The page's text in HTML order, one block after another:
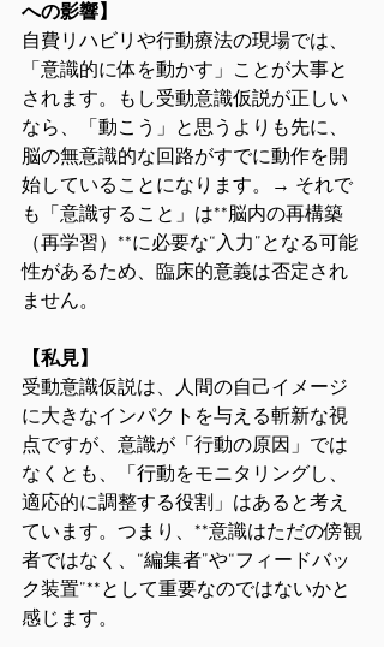
への影響】
自費リハビリや行動療法の現場では、
「意識的に体を動かす」ことが大事と
されます。もし受動意識仮説が正しい
なら、「動こう」と思うよりも先に、
脳の無意識的な回路がすでに動作を開
始していることになります。→ それで
も「意識すること」は**脳内の再構築
（再学習）**に必要な“入力”となる可能
性があるため、臨床的意義は否定され
ません。
【私見】
受動意識仮説は、人間の自己イメージ
に大きなインパクトを与える斬新な視
点ですが、意識が「行動の原因」では
なくとも、「行動をモニタリングし、
適応的に調整する役割」はあると考え
ています。つまり、**意識はただの傍観
者ではなく、“編集者”や“フィードバッ
ク装置”**として重要なのではないかと
感じます。